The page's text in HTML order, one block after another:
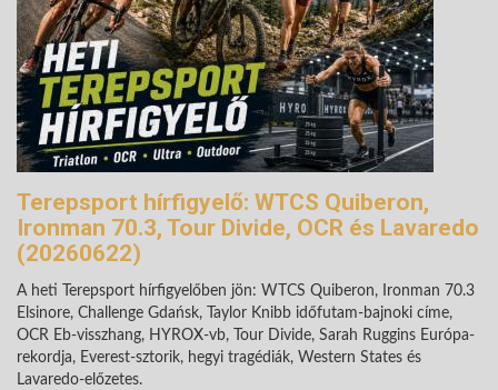
Terepsport hírfigyelő: WTCS Quiberon,
Ironman 70.3, Tour Divide, OCR és Lavaredo
(20260622)
A heti Terepsport hírfigyelőben jön: WTCS Quiberon, Ironman 70.3
Elsinore, Challenge Gdańsk, Taylor Knibb időfutam-bajnoki címe,
OCR Eb-visszhang, HYROX-vb, Tour Divide, Sarah Ruggins Európa-
rekordja, Everest-sztorik, hegyi tragédiák, Western States és
Lavaredo-előzetes.